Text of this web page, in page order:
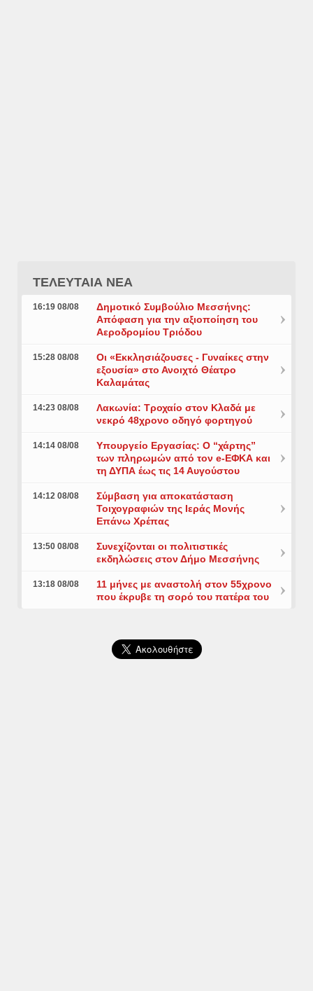
ΤΕΛΕΥΤΑΙΑ ΝΕΑ
16:19 08/08
Δημοτικό Συμβούλιο Μεσσήνης:
Απόφαση για την αξιοποίηση του
Αεροδρομίου Τριόδου
15:28 08/08
Οι «Εκκλησιάζουσες - Γυναίκες στην
εξουσία» στο Ανοιχτό Θέατρο
Καλαμάτας
14:23 08/08
Λακωνία: Τροχαίο στον Κλαδά με
νεκρό 48χρονο οδηγό φορτηγού
14:14 08/08
Υπουργείο Εργασίας: Ο “χάρτης”
των πληρωμών από τον e-ΕΦΚΑ και
τη ΔΥΠΑ έως τις 14 Αυγούστου
14:12 08/08
Σύμβαση για αποκατάσταση
Τοιχογραφιών της Ιεράς Μονής
Επάνω Χρέπας
13:50 08/08
Συνεχίζονται οι πολιτιστικές
εκδηλώσεις στον Δήμο Μεσσήνης
13:18 08/08
11 μήνες με αναστολή στον 55χρονο
που έκρυβε τη σορό του πατέρα του